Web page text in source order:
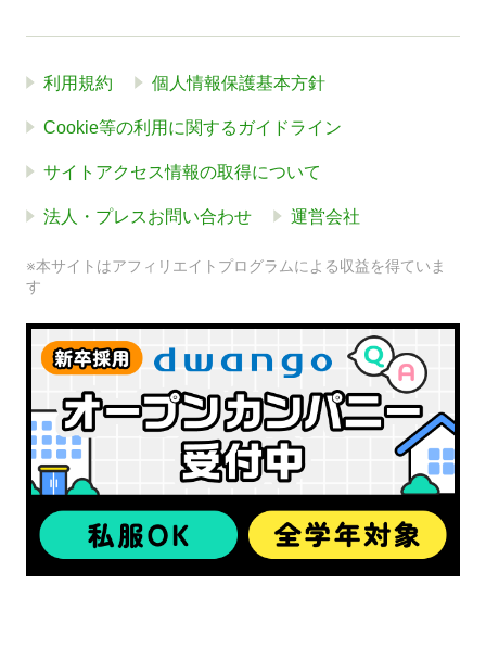
利用規約 個人情報保護基本方針
Cookie等の利用に関するガイドライン
サイトアクセス情報の取得について
法人・プレスお問い合わせ 運営会社
※本サイトはアフィリエイトプログラムによる収益を得ていま
す